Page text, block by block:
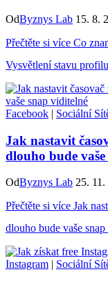
OdByznys Lab 15. 8.
Přečtěte si více Co
Vysvětlení stavu profilu
Facebook | Sociální
Jak nastavit
dlouho bude
OdByznys Lab 25.
Přečtěte si více Jak
dlouho bude vaše
Instagram | Sociální